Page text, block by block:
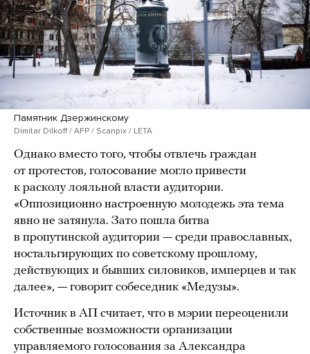
Памятник Дзержинскому
Dimitar Dilkoff / AFP / Scanpix / LETA
Однако вместо того, чтобы отвлечь граждан
от протестов, голосование могло привести
к расколу лояльной власти аудитории.
«Оппозиционно настроенную молодежь эта тема
явно не затянула. Зато пошла битва
в пропутинской аудитории — среди православных,
ностальгирующих по советскому прошлому,
действующих и бывших силовиков, имперцев и так
далее», — говорит собеседник «Медузы».
Источник в АП считает, что в мэрии переоценили
собственные возможности организации
управляемого голосования за Александра